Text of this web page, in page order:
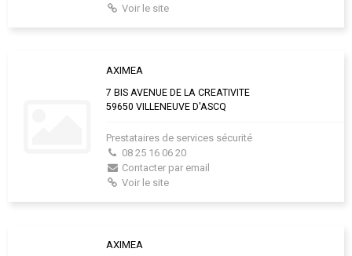
Voir le site
AXIMEA
7 BIS AVENUE DE LA CREATIVITE
59650 VILLENEUVE D'ASCQ
Prestataires de services sécurité
08 25 16 06 20
Contacter par email
Voir le site
AXIMEA